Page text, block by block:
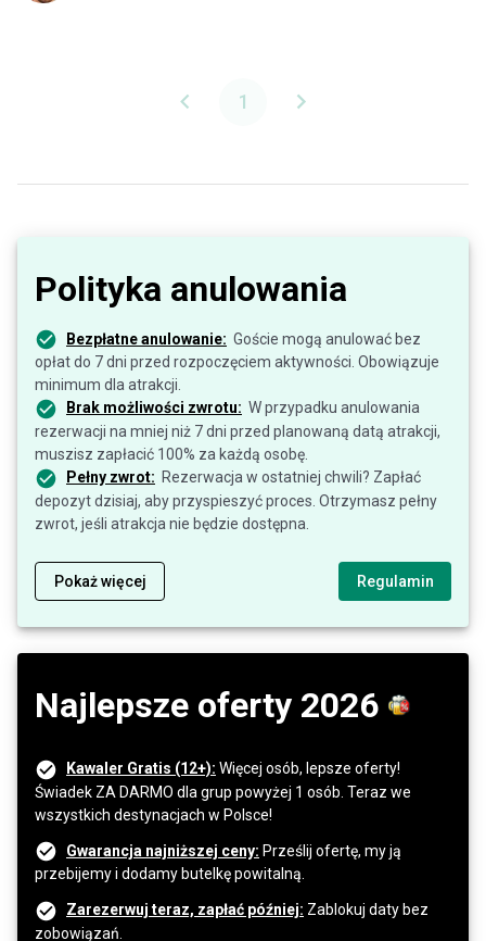
1
Polityka anulowania
Bezpłatne anulowanie: Goście mogą anulować bez
opłat do 7 dni przed rozpoczęciem aktywności. Obowiązuje
minimum dla atrakcji.
Brak możliwości zwrotu: W przypadku anulowania
rezerwacji na mniej niż 7 dni przed planowaną datą atrakcji,
muszisz zapłacić 100% za każdą osobę.
Pełny zwrot: Rezerwacja w ostatniej chwili? Zapłać
depozyt dzisiaj, aby przyspieszyć proces. Otrzymasz pełny
zwrot, jeśli atrakcja nie będzie dostępna.
Pokaż więcej Regulamin
Najlepsze oferty 2026
Kawaler Gratis (12+): Więcej osób, lepsze oferty!
Świadek ZA DARMO dla grup powyżej 1 osób. Teraz we
wszystkich destynacjach w Polsce!
Gwarancja najniższej ceny: Prześlij ofertę, my ją
przebijemy i dodamy butelkę powitalną.
Zarezerwuj teraz, zapłać później: Zablokuj daty bez
zobowiązań.